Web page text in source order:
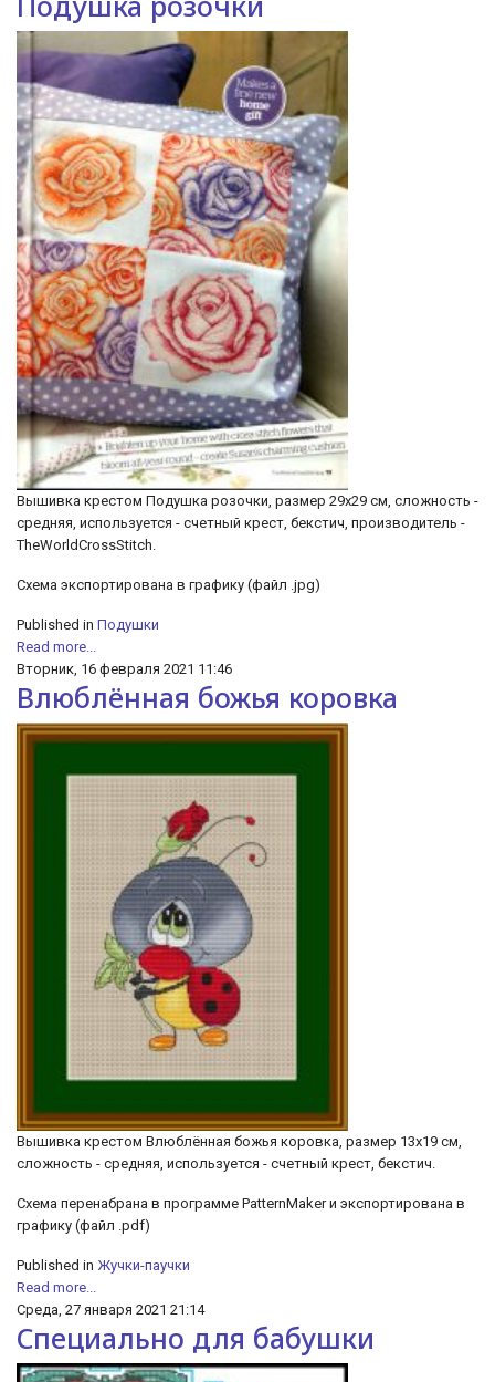
Вышивка крестом Подушка розочки, размер 29х29 см, сложность -
средняя, используется - счетный крест, бекстич, производитель -
TheWorldCrossStitch.
Схема экспортирована в графику (файл .jpg)
Published in Подушки
Read more...
Вторник, 16 февраля 2021 11:46
Влюблённая божья коровка
Вышивка крестом Влюблённая божья коровка, размер 13х19 см,
сложность - средняя, используется - счетный крест, бекстич.
Схема перенабрана в программе PatternMaker и экспортирована в
графику (файл .pdf)
Published in Жучки-паучки
Read more...
Среда, 27 января 2021 21:14
Специально для бабушки